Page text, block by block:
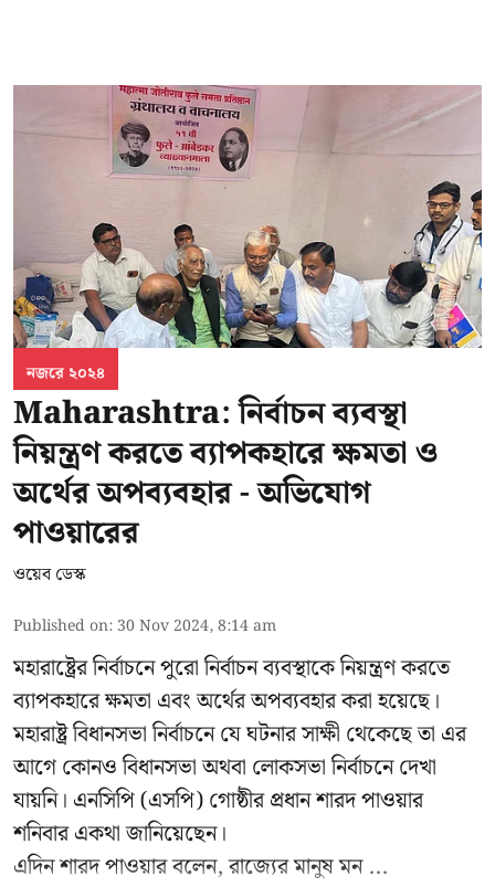
নজরে ২০২৪
Maharashtra: নির্বাচন ব্যবস্থা
নিয়ন্ত্রণ করতে ব্যাপকহারে ক্ষমতা ও
অর্থের অপব্যবহার - অভিযোগ
পাওয়ারের
ওয়েব ডেস্ক
Published on: 30 Nov 2024, 8:14 am
মহারাষ্ট্রের নির্বাচনে পুরো নির্বাচন ব্যবস্থাকে নিয়ন্ত্রণ করতে
ব্যাপকহারে ক্ষমতা এবং অর্থের অপব্যবহার করা হয়েছে।
মহারাষ্ট্র বিধানসভা নির্বাচনে যে ঘটনার সাক্ষী থেকেছে তা এর
আগে কোনও বিধানসভা অথবা লোকসভা নির্বাচনে দেখা
যায়নি। এনসিপি (এসপি) গোষ্ঠীর প্রধানশারদ পাওয়ার
শনিবার একথা জানিয়েছেন।
এদিন শারদ পাওয়ার বলেন, রাজ্যের মানুষ মন ...